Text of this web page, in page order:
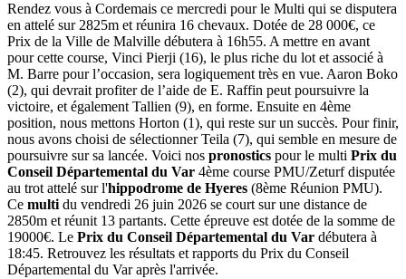
Rendez vous à Cordemais ce mercredi pour le Multi qui se disputera
en attelé sur 2825m et réunira 16 chevaux. Dotée de 28 000€, ce
Prix de la Ville de Malville débutera à 16h55. A mettre en avant
pour cette course, Vinci Pierji (16), le plus riche du lot et associé à
M. Barre pour l’occasion, sera logiquement très en vue. Aaron Boko
(2), qui devrait profiter de l’aide de E. Raffin peut poursuivre la
victoire, et également Tallien (9), en forme. Ensuite en 4ème
position, nous mettons Horton (1), qui reste sur un succès. Pour finir,
nous avons choisi de sélectionner Teila (7), qui semble en mesure de
poursuivre sur sa lancée. Voici nos pronostics pour le multi Prix du
Conseil Départemental du Var 4ème course PMU/Zeturf disputée
au trot attelé sur l'hippodrome de Hyeres (8ème Réunion PMU).
Ce multi du vendredi 26 juin 2026 se court sur une distance de
2850m et réunit 13 partants. Cette épreuve est dotée de la somme de
19000€. Le Prix du Conseil Départemental du Var débutera à
18:45. Retrouvez les résultats et rapports du Prix du Conseil
Départemental du Var après l'arrivée.